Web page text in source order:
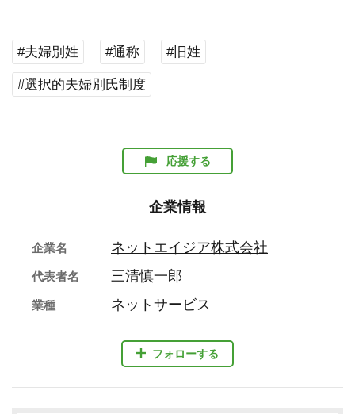
#夫婦別姓 #通称 #旧姓
#選択的夫婦別氏制度
応援する
企業情報
フォローする
企業名 ネットエイジア株式会社
代表者名 三清慎一郎
業種 ネットサービス